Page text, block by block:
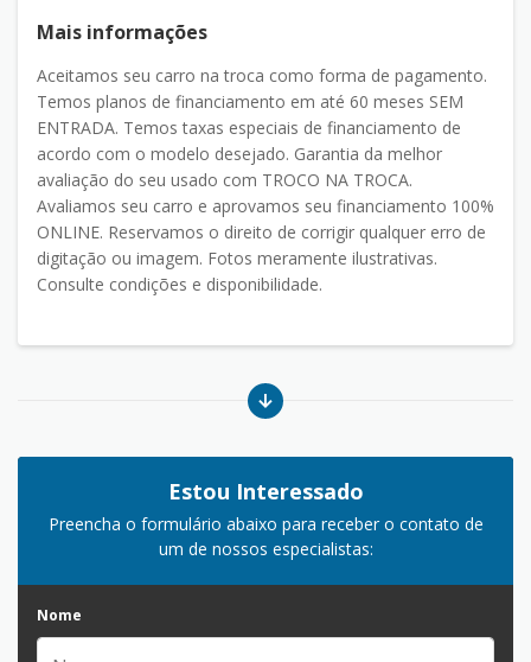
Mais informações
Aceitamos seu carro na troca como forma de pagamento.
Temos planos de financiamento em até 60 meses SEM
ENTRADA. Temos taxas especiais de financiamento de
acordo com o modelo desejado. Garantia da melhor
avaliação do seu usado com TROCO NA TROCA.
Avaliamos seu carro e aprovamos seu financiamento 100%
ONLINE. Reservamos o direito de corrigir qualquer erro de
digitação ou imagem. Fotos meramente ilustrativas.
Consulte condições e disponibilidade.
Estou Interessado
Preencha o formulário abaixo para receber o contato de
um de nossos especialistas:
Nome